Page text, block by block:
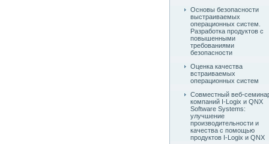
Основы безопасности
выстраиваемых
операционных систем.
Разработка продуктов с
повышенными
требованиями
безопасности
Оценка качества
встраиваемых
операционных систем
Совместный веб-
компаний I-Logix и QNX
Software Systems:
улучшение
производительности и
качества с помощью
продуктов I-Logix и QNX